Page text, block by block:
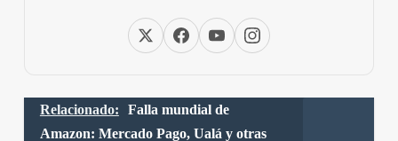
Relacionado:
Falla mundial de
Amazon: Mercado Pago, Ualá y otras